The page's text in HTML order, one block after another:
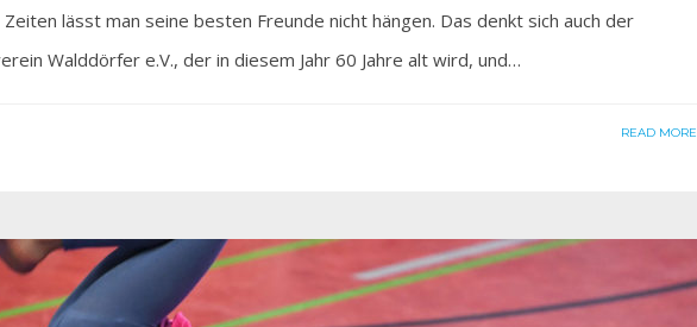
Zeiten lässt man seine besten Freunde nicht hängen. Das denkt sich auch der
Walddörfer e.V., der in diesem Jahr 60 Jahre alt wird, und…
READ MORE